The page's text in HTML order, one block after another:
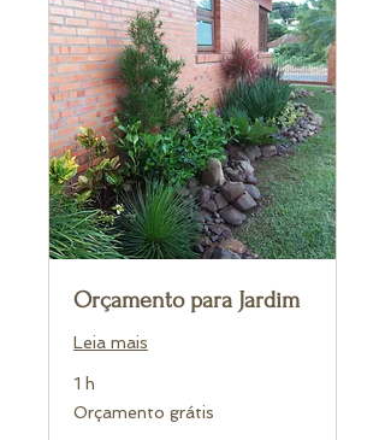
Orçamento para Jardim
Leia mais
1 h
Orçamento
grátis
Orçamento grátis